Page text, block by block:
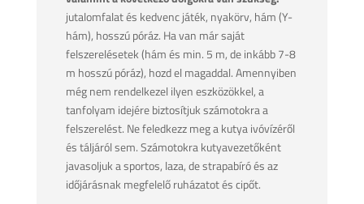
jutalomfalat és kedvenc játék, nyakörv, hám (Y-
hám), hosszú póráz. Ha van már saját
felszerelésetek (hám és min. 5 m, de inkább 7-8
m hosszú póráz), hozd el magaddal. Amennyiben
még nem rendelkezel ilyen eszközökkel, a
tanfolyam idejére biztosítjuk számotokra a
felszerelést. Ne feledkezz meg a kutya ivóvízéről
és táljáról sem. Számotokra kutyavezetőként
javasoljuk a sportos, laza, de strapabíró és az
időjárásnak megfelelő ruházatot és cipőt.